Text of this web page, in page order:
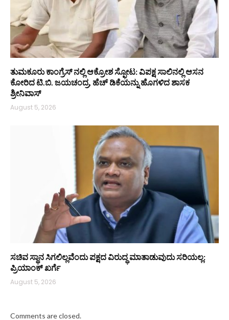
ತುಮಕೂರು ಕಾಂಗ್ರೆಸ್ ನಲ್ಲಿ ಆಕ್ರೋಶ ಸ್ಫೋಟ: ವಿಪಕ್ಷ ಸಾಲಿನಲ್ಲಿ ಆಸನ
ಕೋರಿದ ಟಿ.ಬಿ. ಜಯಚಂದ್ರ, ಹೆಚ್ ಡಿಕೆಯನ್ನು ಹೊಗಳಿದ ಶಾಸಕ
ಶ್ರೀನಿವಾಸ್
August 5, 2026
ಸಚಿವ ಸ್ಥಾನ ಸಿಗಲಿಲ್ಲವೆಂದು ಪಕ್ಷದ ವಿರುದ್ಧ ಮಾತಾಡುವುದು ಸರಿಯಲ್ಲ:
ಪ್ರಿಯಾಂಕ್ ಖರ್ಗೆ
August 5, 2026
Comments are closed.